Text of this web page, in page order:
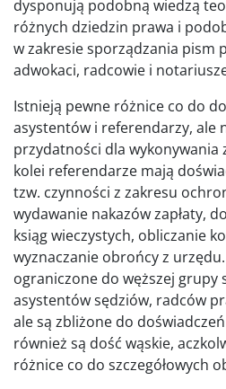
dysponują podobną wiedzą
różnych dziedzin prawa i
w zakresie sporządzania pism
adwokaci, radcowie i
Istnieją pewne różnice co do
asystentów i referendarzy, ale
przydatności dla wykonywania
kolei referendarze mają
tzw. czynności z zakresu
wydawanie nakazów zapłaty,
ksiąg wieczystych, obliczanie
wyznaczanie obrońcy z
ograniczone do węższej grupy
asystentów sędziów, radców
ale są zbliżone do
również są dość wąskie,
różnice co do szczegółowych